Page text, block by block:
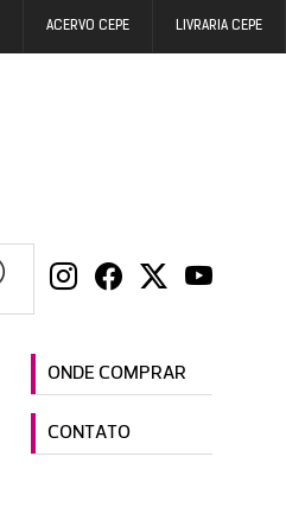
ACERVO CEPE LIVRARIA CEPE
ONDE COMPRAR
CONTATO